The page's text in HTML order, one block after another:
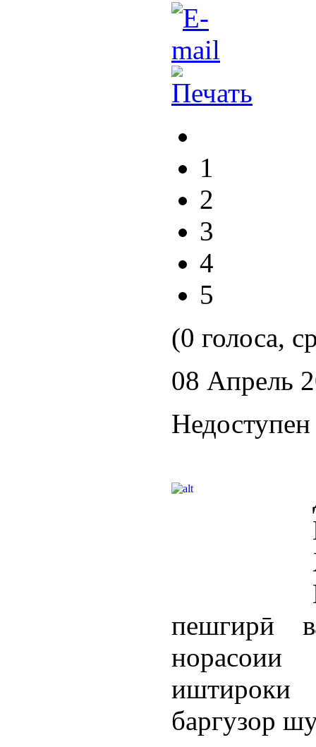
1
2
3
4
5
(0 голоса,
08 Апрель
пешгирӣ
баргузор